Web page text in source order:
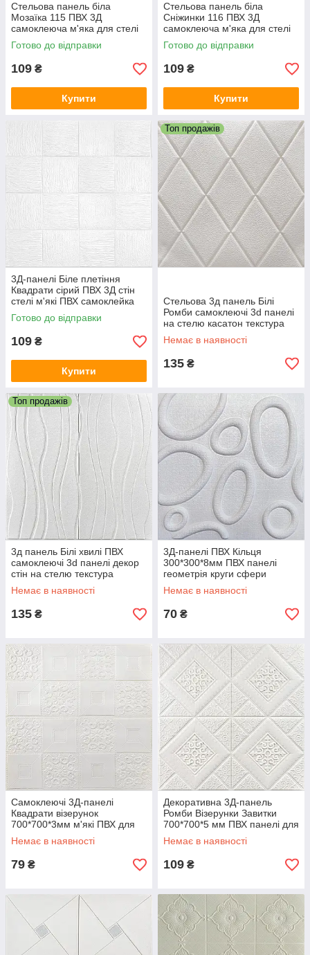
Стельова панель біла
Мозаїка 115 ПВХ 3Д
самоклеюча м'яка для стелі
700*700*6,5 мм (115) SW-
00000007
Готово до відправки
109 ₴
Купити
Стельова панель біла
Сніжинки 116 ПВХ 3Д
самоклеюча м'яка для стелі
700*700*5 мм (116) SW-
00000008
Готово до відправки
109 ₴
Купити
3Д-панелі Біле плетіння
Квадрати сірий ПВХ 3Д стін
стелі м'які ПВХ самоклейка
700*700*5мм (185) SW-
00000490
Готово до відправки
109 ₴
Купити
Топ продажів
Стельова 3д панель Білі
Ромби самоклеючі 3d панелі
на стелю касатон текстура
700x700x7мм (162) SW-
00000186
Немає в наявності
135 ₴
Топ продажів
3д панель Білі хвилі ПВХ
самоклеючі 3d панелі декор
стін на стелю текстура
700x700x7мм (166) SW-
00000242
Немає в наявності
135 ₴
3Д-панелі ПВХ Кільця
300*300*8мм ПВХ панелі
геометрія круги сфери
абстракція стін самоклейка
SW-00000738
Немає в наявності
70 ₴
Самоклеючі 3Д-панелі
Квадрати візерунок
700*700*3мм м'які ПВХ для
стелі стельові касатон (114-3)
SW-00000697
Немає в наявності
79 ₴
Декоративна 3Д-панель
Ромби Візерунки Завитки
700*700*5 мм ПВХ панелі для
стін самоклеючі (374) SW-
00000881
Немає в наявності
109 ₴